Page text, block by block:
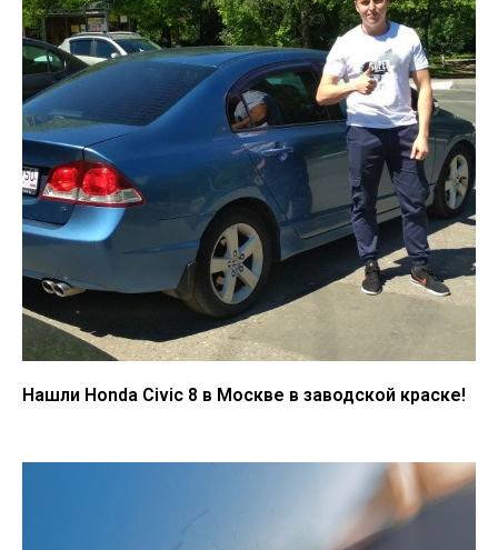
Нашли Honda Civic 8 в Москве в заводской краске!